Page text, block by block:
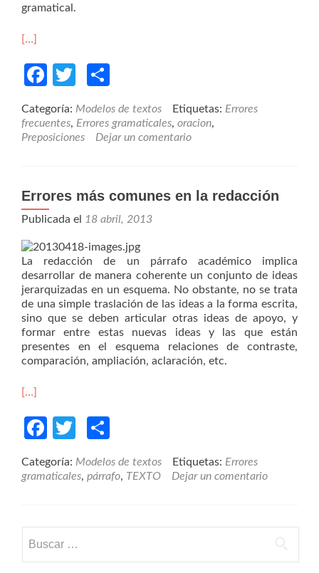
gramatical.
[…]
Facebook
Twitter
Categoría: Modelos de textos Etiquetas: Errores
frecuentes, Errores gramaticales, oracion,
Preposiciones
Dejar un comentario
Errores más comunes en la redacción
Publicada el 18 abril, 2013
La redacción de un párrafo académico implica
desarrollar de manera coherente un conjunto de ideas
jerarquizadas en un esquema. No obstante, no se trata
de una simple traslación de las ideas a la forma escrita,
sino que se deben articular otras ideas de apoyo, y
formar entre estas nuevas ideas y las que están
presentes en el esquema relaciones de contraste,
comparación, ampliación, aclaración, etc.
[…]
Facebook
Twitter
Categoría: Modelos de textos Etiquetas: Errores
gramaticales, párrafo, TEXTO Dejar un comentario